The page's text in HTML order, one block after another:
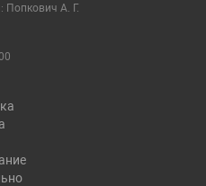
Попкович А. Г.